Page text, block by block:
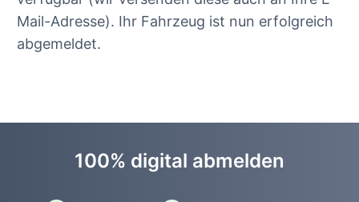
Mail-Adresse). Ihr Fahrzeug ist nun erfolgreich
abgemeldet.
100% digital abmelden